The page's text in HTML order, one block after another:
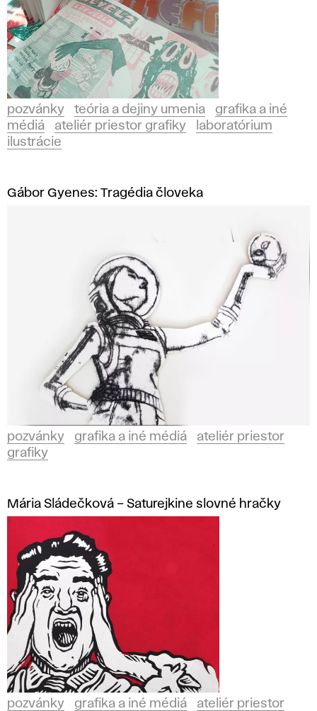
pozvánky teória a dejiny umenia
grafika a iné
médiá
ateliér priestor grafiky
laboratórium
ilustrácie
Gábor Gyenes: Tragédia človeka
pozvánky grafika a iné médiá
ateliér priestor
grafiky
Mária Sládečková – Saturejkine slovné hračky
pozvánky grafika a iné médiá
ateliér priestor